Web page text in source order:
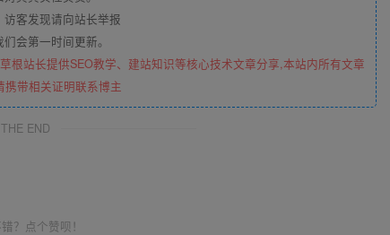
客发现请向站长举报
会第一时间更新。
根站长提供SEO教学、建站知识等核心技术文章分享,本站内所有文章
带相关证明联系博主
THE END
？点个赞呗！